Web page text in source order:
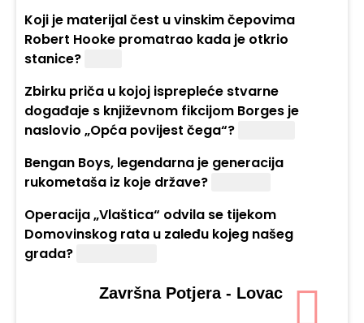
Koji je materijal čest u vinskim čepovima
Robert Hooke promatrao kada je otkrio
stanice?
Zbirku priča u kojoj isprepleće stvarne
događaje s književnom fikcijom Borges je
naslovio „Opća povijest čega“?
Bengan Boys, legendarna je generacija
rukometaša iz koje države?
Operacija „Vlaštica“ odvila se tijekom
Domovinskog rata u zaleđu kojeg našeg
grada?
Završna Potjera - Lovac